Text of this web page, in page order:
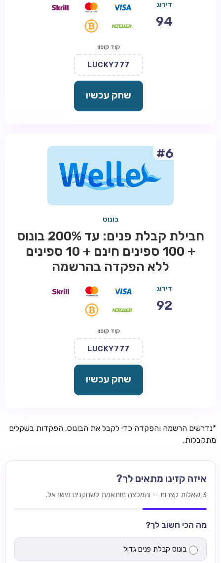
דירוג
94
קוד קופון
LUCKY777
שחק עכשיו
#6
בונוס
חבילת קבלת פנים: עד 200% בונוס
+ 100 ספינים חינם + 10 ספינים
ללא הפקדה בהרשמה
דירוג
92
קוד קופון
LUCKY777
שחק עכשיו
*נדרשים הרשמה והפקדה כדי לקבל את הבונוס. הפקדות בשקלים
מתקבלות.
איזה קזינו מתאים לך?
3 שאלות קצרות — והמלצה מותאמת לשחקנים מישראל.
מה הכי חשוב לך?
בונוס קבלת פנים גדול